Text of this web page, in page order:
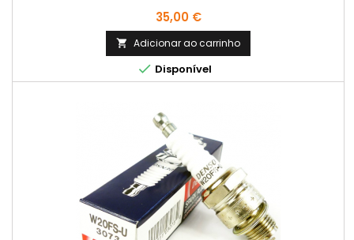
Preço
35,00 €
 Adicionar ao carrinho
 Disponível